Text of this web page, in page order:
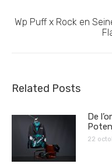
Wp Puff x Rock en
Related Posts
De
22